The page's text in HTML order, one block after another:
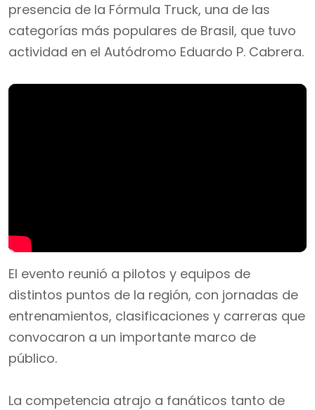
presencia de la Fórmula Truck, una de las
categorías más populares de Brasil, que tuvo
actividad en el Autódromo Eduardo P. Cabrera.
El evento reunió a pilotos y equipos de
distintos puntos de la región, con jornadas de
entrenamientos, clasificaciones y carreras que
convocaron a un importante marco de
público.
La competencia atrajo a fanáticos tanto de